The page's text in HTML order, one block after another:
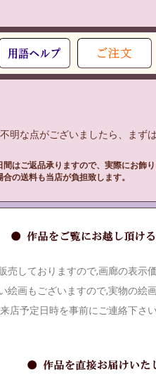
明な点がございましたら、まず
はご返品承りますので、実際にお飾
の送料も当店が負担致します。
しておりますので,画廊の表示
絵画もございますので,実物の絵
店予定日時を事前にご連絡下さい